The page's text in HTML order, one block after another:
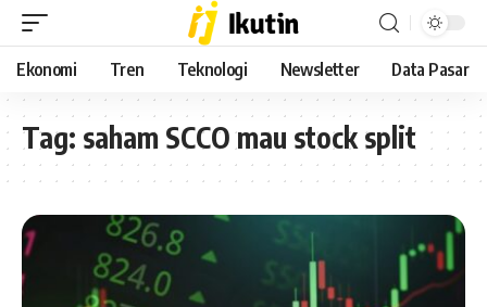
Ekonomi Tren Teknologi Newsletter Data Pasar
Tag: saham SCCO mau stock split